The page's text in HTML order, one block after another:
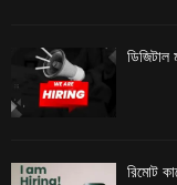
ডিজিটাল
রিমোট